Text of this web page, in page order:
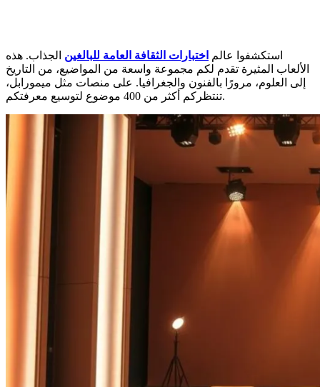
استكشفوا عالم اختبارات الثقافة العامة للبالغين الجذاب. هذه
الألعاب المثيرة تقدم لكم مجموعة واسعة من المواضيع، من التاريخ
إلى العلوم، مرورًا بالفنون والجغرافيا. على منصات مثل ميمورابل،
تنتظركم أكثر من 400 موضوع لتوسيع معرفتكم.